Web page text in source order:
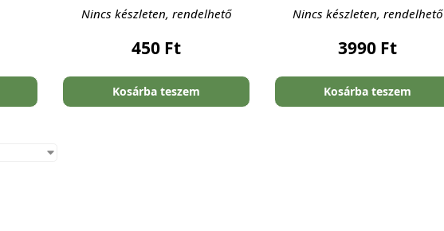
Nincs készleten, rendelhető
450 Ft
Kosárba teszem
Nincs készleten, rendelhető
3990 Ft
Kosárba teszem